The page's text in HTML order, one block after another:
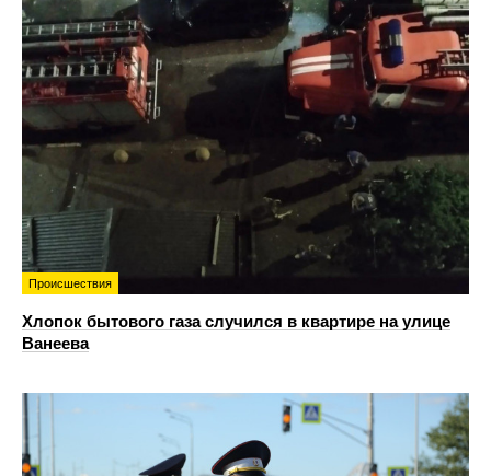
Происшествия
Хлопок бытового газа случился в квартире на улице
Ванеева